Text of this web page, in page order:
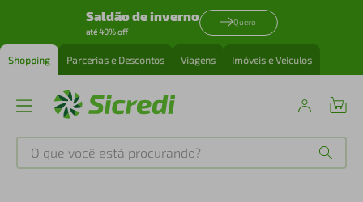
Saldão de inverno
até 40% off
Quero
Shopping Parcerias e Descontos Viagens Imóveis e Veículos
O que você está procurando?